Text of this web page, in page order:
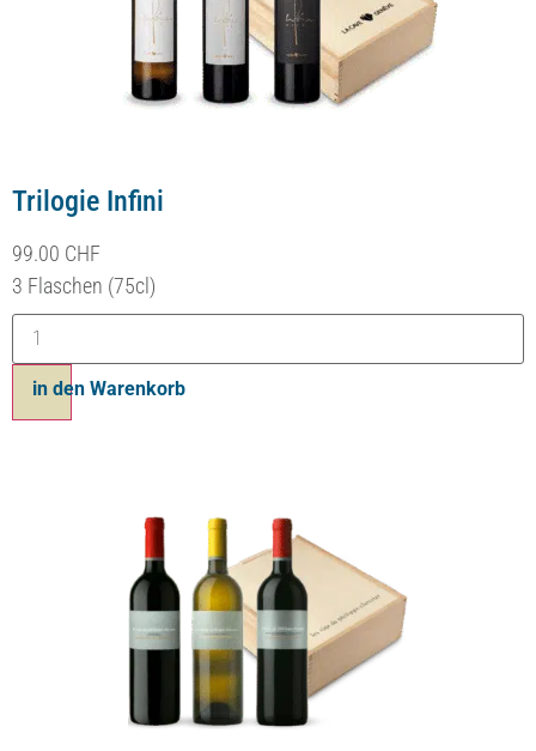
Trilogie Infini
99.00 CHF
3 Flaschen (75cl)
in den Warenkorb